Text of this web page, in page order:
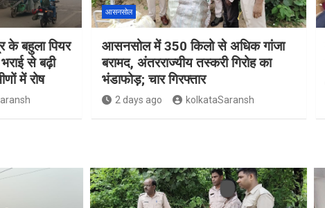
के बहुला पियर
से बढ़ी
में रोष
आसनसोल
आसनसोल में 350 किलो से अधिक गांजा
बरामद, अंतरराज्यीय तस्करी गिरोह का
भंडाफोड़; चार गिरफ्तार
2 days ago kolkataSaransh